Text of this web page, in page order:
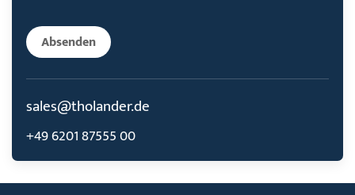
Absenden
sales@tholander.de
+49 6201 87555 00